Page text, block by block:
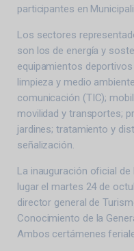
participantes en
Los sectores
son los de energía y
equipamientos
limpieza y medio
comunicación (TIC);
movilidad y transportes;
jardines; tratamiento y
señalización.
La inauguración oficial
lugar el martes 24 de
director general de
Conocimiento de la
Ambos certámenes